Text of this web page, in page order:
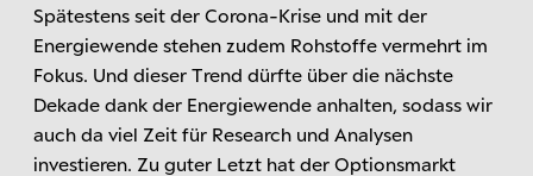
Spätestens seit der Corona-Krise und mit der
Energiewende stehen zudem Rohstoffe vermehrt im
Fokus. Und dieser Trend dürfte über die nächste
Dekade dank der Energiewende anhalten, sodass wir
auch da viel Zeit für Research und Analysen
investieren. Zu guter Letzt hat der Optionsmarkt